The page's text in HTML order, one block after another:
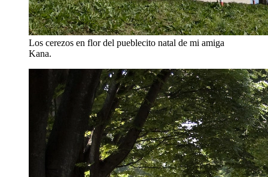
Los cerezos en flor del pueblecito natal de mi amiga
Kana.